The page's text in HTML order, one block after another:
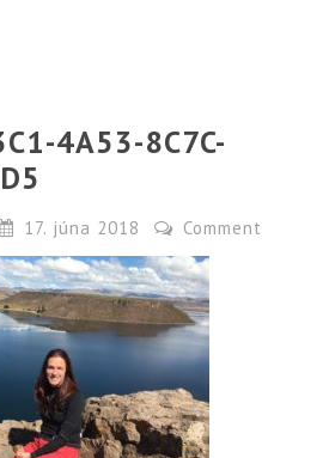
4A53-8C7C-
17. júna 2018 Comment